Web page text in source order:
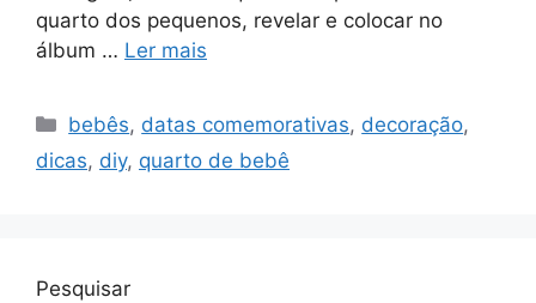
quarto dos pequenos, revelar e colocar no
álbum … Ler mais
Categorias
bebês, datas comemorativas, decoração,
dicas, diy, quarto de bebê
Pesquisar